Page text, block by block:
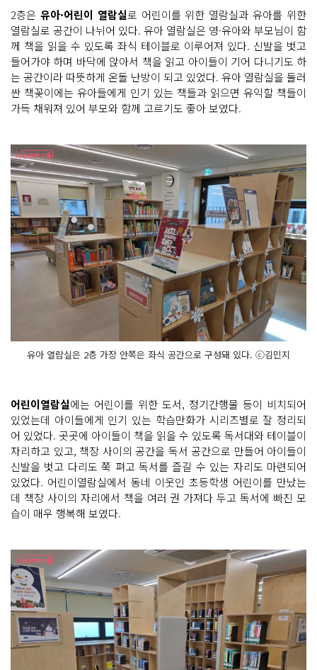
2층은 유아·어린이 열람실로 어린이를 위한 열람실과 유아를 위한
열람실로 공간이 나뉘어 있다. 유아 열람실은 영·유아와 부모님이 함
께 책을 읽을 수 있도록 좌식 테이블로 이루어져 있다. 신발을 벗고
들어가야 하며 바닥에 앉아서 책을 읽고 아이들이 기어 다니기도 하
는 공간이라 따뜻하게 온돌 난방이 되고 있었다. 유아 열람실을 둘러
싼 책꽂이에는 유아들에게 인기 있는 책들과 읽으면 유익할 책들이
가득 채워져 있어 부모와 함께 고르기도 좋아 보였다.
유아 열람실은 2층 가장 안쪽은 좌식 공간으로 구성돼 있다. ⓒ김민지
어린이열람실에는 어린이를 위한 도서, 정기간행물 등이 비치되어
있었는데 아이들에게 인기 있는 학습만화가 시리즈별로 잘 정리되
어 있었다. 곳곳에 아이들이 책을 읽을 수 있도록 독서대와 테이블이
자리하고 있고, 책장 사이의 공간을 독서 공간으로 만들어 아이들이
신발을 벗고 다리도 쭉 펴고 독서를 즐길 수 있는 자리도 마련되어
있었다. 어린이열람실에서 동네 이웃인 초등학생 어린이를 만났는
데 책장 사이의 자리에서 책을 여러 권 가져다 두고 독서에 빠진 모
습이 매우 행복해 보였다.